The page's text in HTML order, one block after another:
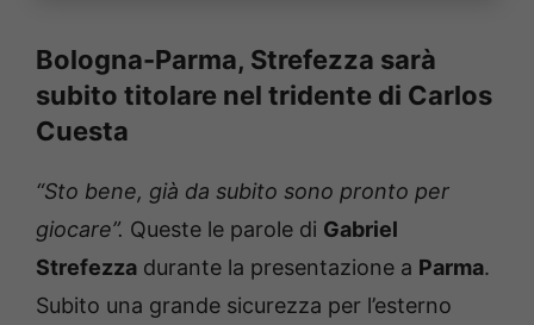
Bologna-Parma, Strefezza sarà
subito titolare nel tridente di Carlos
Cuesta
“Sto bene, già da subito sono pronto per
giocare”. Queste le parole di Gabriel
Strefezza durante la presentazione a Parma.
Subito una grande sicurezza per l’esterno